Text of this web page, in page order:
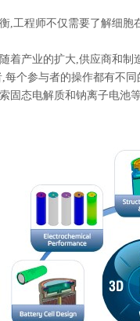
,工程师不仅需要了解细胞
着产业的扩大,供应商和制
个参与者的操作都有不
固态电解质和钠离子电池